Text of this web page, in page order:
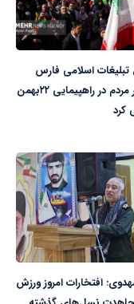
تبلیغات اسلامی فارس
ازحضور مردم در راهپیمایی ۲۲بهمن
کرد
افتخارات امروز ورزش